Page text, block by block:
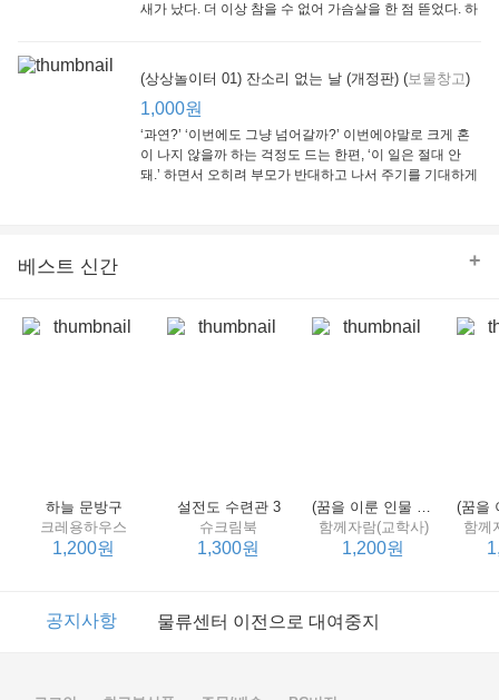
큰솔(토토북)
동아일보사
새가 났다. 더 이상 참을 수 없어 가슴살을 한 점 뜯었다. 하
(상상놀이터 01) 잔소리 없는 날 (개정판) (보물창고)
1,000원
‘과연?’ ‘이번에도 그냥 넘어갈까?’ 이번에야말로 크게 혼
이 나지 않을까 하는 걱정도 드는 한편, ‘이 일은 절대 안
돼.’ 하면서 오히려 부모가 반대하고 나서 주기를 기대하게
베스트 신간 +
하늘 문방구
크레용하우스
1,200원
설전도 수련관 3
슈크림북
1,300원
(꿈을 이룬 인물 탐구 2) 제인 구달
함께자람(교학사)
1,200원
함께
이벤트 2017년 리브피아 여름방학 참고서 이벤트
공지사항 물류센터 이전으로 대여중지